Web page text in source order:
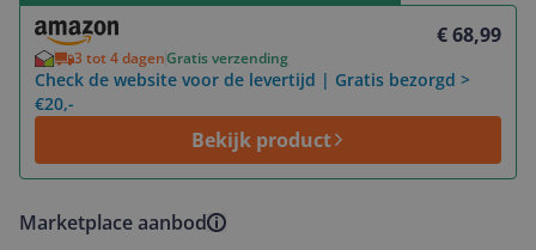
€ 68,99
3 tot 4 dagenGratis verzending
Check de website voor de levertijd | Gratis bezorgd >
€20,-
Bekijk product
Marketplace aanbod